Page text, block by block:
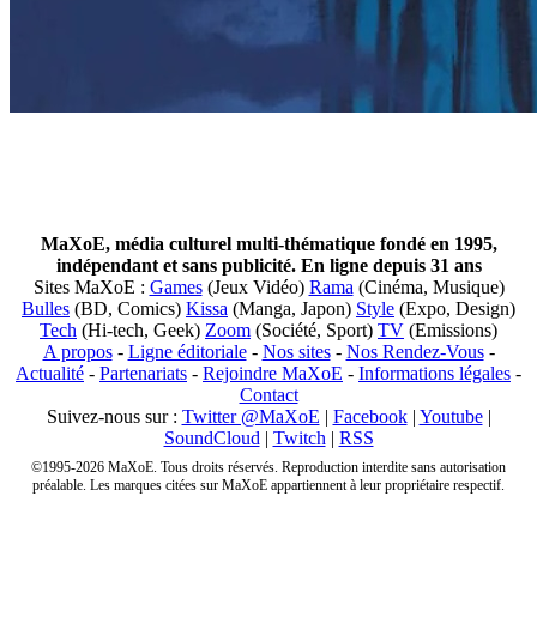
MaXoE, média culturel multi-thématique fondé en 1995,
indépendant et sans publicité. En ligne depuis 31 ans
Sites MaXoE : Games(Jeux Vidéo) Rama (Cinéma, Musique)
Bulles (BD, Comics) Kissa (Manga, Japon) Style (Expo, Design)
Tech (Hi-tech, Geek) Zoom (Société, Sport) TV (Emissions)
A propos- Ligne éditoriale- Nos sites- Nos Rendez-Vous-
Actualité - Partenariats - Rejoindre MaXoE - Informations légales -
Contact
Suivez-nous sur : Twitter @MaXoE | Facebook| Youtube|
SoundCloud | Twitch | RSS
©1995-2026 MaXoE. Tous droits réservés. Reproduction interdite sans autorisation
préalable. Les marques citées sur MaXoE appartiennent à leur propriétaire respectif.